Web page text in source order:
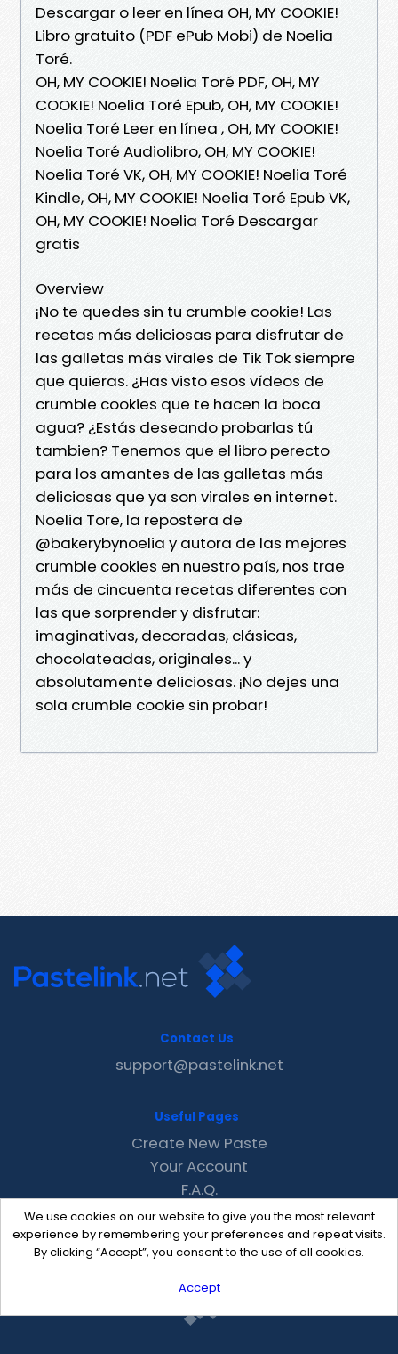
Descargar o leer en línea OH, MY COOKIE!
Libro gratuito (PDF ePub Mobi) de Noelia
Toré.
OH, MY COOKIE! Noelia Toré PDF, OH, MY
COOKIE! Noelia Toré Epub, OH, MY COOKIE!
Noelia Toré Leer en línea , OH, MY COOKIE!
Noelia Toré Audiolibro, OH, MY COOKIE!
Noelia Toré VK, OH, MY COOKIE! Noelia Toré
Kindle, OH, MY COOKIE! Noelia Toré Epub VK,
OH, MY COOKIE! Noelia Toré Descargar
gratis
Overview
¡No te quedes sin tu crumble cookie! Las
recetas más deliciosas para disfrutar de
las galletas más virales de Tik Tok siempre
que quieras. ¿Has visto esos vídeos de
crumble cookies que te hacen la boca
agua? ¿Estás deseando probarlas tú
tambien? Tenemos que el libro perecto
para los amantes de las galletas más
deliciosas que ya son virales en internet.
Noelia Tore, la repostera de
@bakerybynoelia y autora de las mejores
crumble cookies en nuestro país, nos trae
más de cincuenta recetas diferentes con
las que sorprender y disfrutar:
imaginativas, decoradas, clásicas,
chocolateadas, originales... y
absolutamente deliciosas. ¡No dejes una
sola crumble cookie sin probar!
We use cookies on our website to give you the most relevant
experience by remembering your preferences and repeat visits.
By clicking “Accept”, you consent to the use of all cookies.
Accept
Contact Us
support@pastelink.net
Useful Pages
Create New Paste
Your Account
F.A.Q.
Recent
Contact